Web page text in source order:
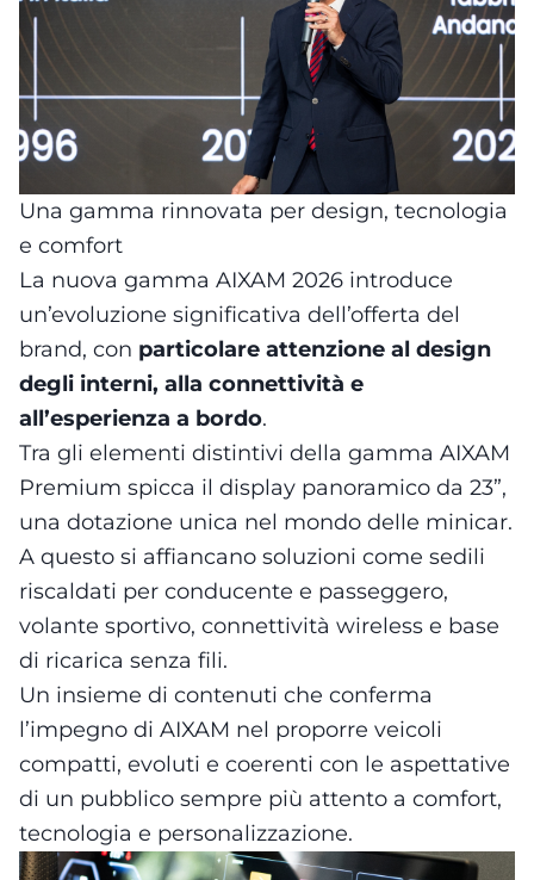
Una gamma rinnovata per design, tecnologia
e comfort
La nuova gamma AIXAM 2026 introduce
un’evoluzione significativa dell’offerta del
brand, con particolare attenzione al design
degli interni, alla connettività e
all’esperienza a bordo.
Tra gli elementi distintivi della gamma AIXAM
Premium spicca il display panoramico da 23”,
una dotazione unica nel mondo delle minicar.
A questo si affiancano soluzioni come sedili
riscaldati per conducente e passeggero,
volante sportivo, connettività wireless e base
di ricarica senza fili.
Un insieme di contenuti che conferma
l’impegno di AIXAM nel proporre veicoli
compatti, evoluti e coerenti con le aspettative
di un pubblico sempre più attento a comfort,
tecnologia e personalizzazione.